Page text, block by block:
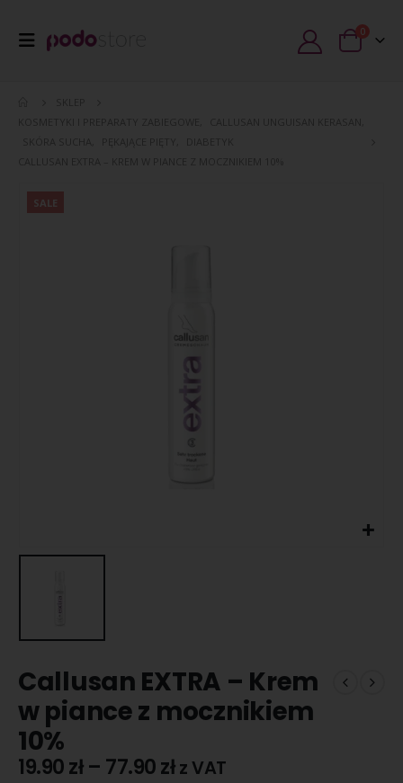
0
SALE
Callusan EXTRA – Krem
w piance z mocznikiem
10%
19.90zł– 77.90zł z VAT